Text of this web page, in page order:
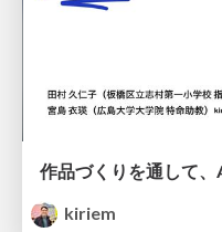
作品づくりを通して
kiriem